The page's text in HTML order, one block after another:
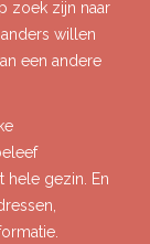
zoek zijn naar
willen
een andere
hele gezin. En